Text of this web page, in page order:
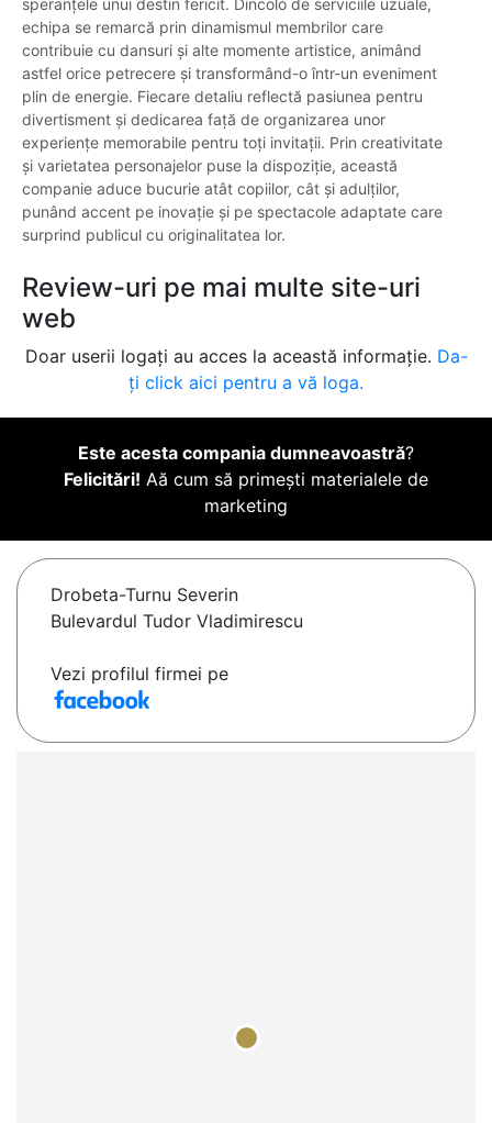
speranțele unui destin fericit. Dincolo de serviciile uzuale,
echipa se remarcă prin dinamismul membrilor care
contribuie cu dansuri și alte momente artistice, animând
astfel orice petrecere și transformând-o într-un eveniment
plin de energie. Fiecare detaliu reflectă pasiunea pentru
divertisment și dedicarea față de organizarea unor
experiențe memorabile pentru toți invitații. Prin creativitate
și varietatea personajelor puse la dispoziție, această
companie aduce bucurie atât copiilor, cât și adulților,
punând accent pe inovație și pe spectacole adaptate care
surprind publicul cu originalitatea lor.
Review-uri pe mai multe site-uri
web
Doar userii logați au acces la această informație. Da-
ți click aici pentru a vă loga.
Este acesta compania dumneavoastră?
Felicitări! Aă cum să primești materialele de
marketing
Drobeta-Turnu Severin
Bulevardul Tudor Vladimirescu
Vezi profilul firmei pe